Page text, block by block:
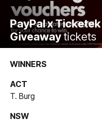
PayPal x
Giveawaytickets
WINNERS
ACT
T. Burg
NSW